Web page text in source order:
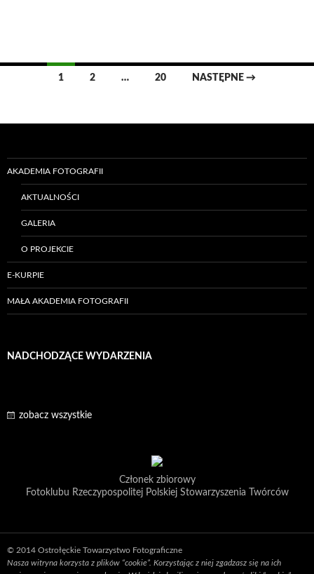
Nawigacja
1 2 … 20 NASTĘPNE →
AKADEMIA FOTOGRAFII
AKTUALNOŚCI
GALERIA
O PROJEKCIE
E-KURPIE
MAŁA AKADEMIA FOTOGRAFII
NADCHODZĄCE WYDARZENIA
zobacz wszystkie
Członek zbiorowy
Fotoklubu Rzeczypospolitej Polskiej Stowarzyszenia Twórców
© 2014 Ostrołęckie Towarzystwo Fotograficzne
Nasza witryna korzysta z plików “cookie”. Korzystając z niej zgadzasz się na ich